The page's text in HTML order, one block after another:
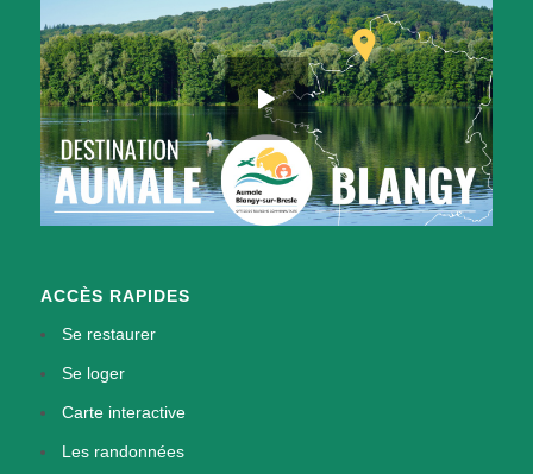
ACCÈS RAPIDES
Se restaurer
Se loger
Carte interactive
Les randonnées